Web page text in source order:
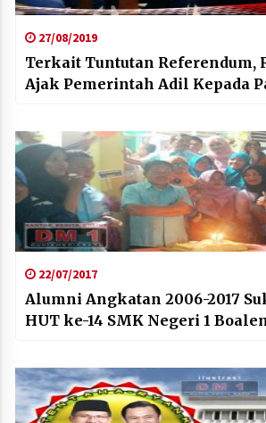
27/08/2019
Terkait Tuntutan Referendum,
Ajak Pemerintah Adil Kepada
22/07/2017
Alumni Angkatan 2006-2017
HUT ke-14 SMK Negeri 1